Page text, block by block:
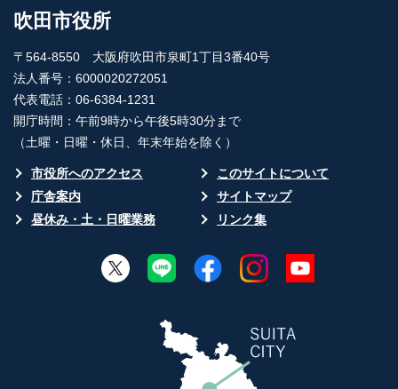
吹田市役所
〒564-8550 大阪府吹田市泉町1丁目3番40号
法人番号：6000020272051
代表電話：06-6384-1231
開庁時間：午前9時から午後5時30分まで
（土曜・日曜・休日、年末年始を除く）
市役所へのアクセス
このサイトについて
庁舎案内
サイトマップ
昼休み・土・日曜業務
リンク集